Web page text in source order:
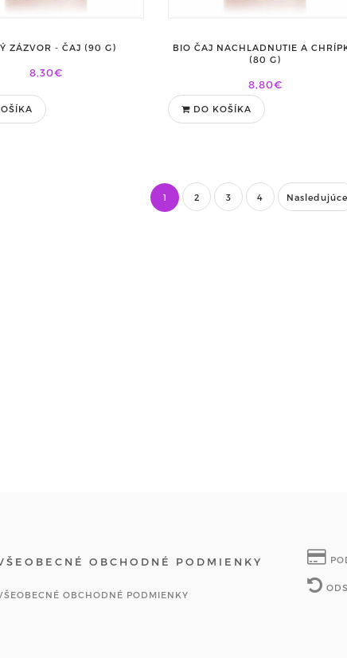
ZÁZVOR - ČAJ (90 G)
8,30€
BIO ČAJ NACHLADNUTIE A
(80 G)
8,80€
DO KOŠÍKA
1 2 3 4 Nasledujúce
OBCHODNÉ PODMIENKY
OBCHODNÉ PODMIENKY